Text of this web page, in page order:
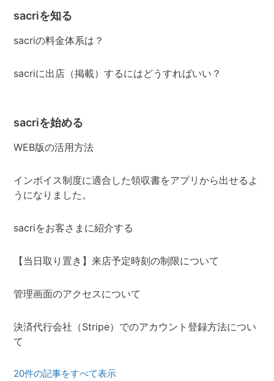
sacriを知る
sacriの料金体系は？
sacriに出店（掲載）するにはどうすればいい？
sacriを始める
WEB版の活用方法
インボイス制度に適合した領収書をアプリから出せるよ
うになりました。
sacriをお客さまに紹介する
【当日取り置き】来店予定時刻の制限について
管理画面のアクセスについて
決済代行会社（Stripe）でのアカウント登録方法につい
て
20件の記事をすべて表示